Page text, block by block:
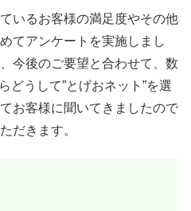
いるお客様の満足度やその他
てアンケートを実施しまし
今後のご要望と合わせて、数
どうして”とげおネット”を選
お客様に聞いてきましたので
だきます。